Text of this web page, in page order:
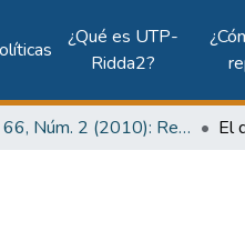
¿Qué es UTP-
Ridda2?
Vol. 66, Núm. 2 (2010): Revista Maga El